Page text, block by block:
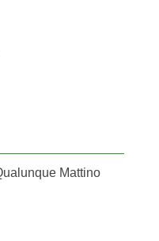
Mattino